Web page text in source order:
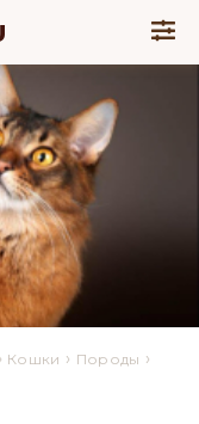
› Кошки › Породы ›